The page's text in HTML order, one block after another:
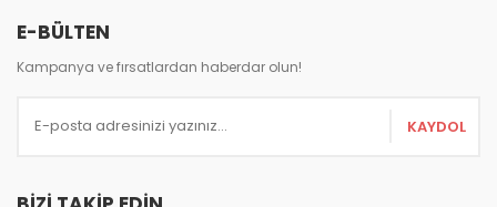
Ürün resmi kalitesiz, bozuk veya görüntülenemiyor.
Ürün açıklamasında eksik bilgiler bulunuyor.
Ürün fiyatı diğer sitelerden daha pahalı.
E-BÜLTEN
Kampanya ve fırsatlardan haberdar olun!
KAYDOL